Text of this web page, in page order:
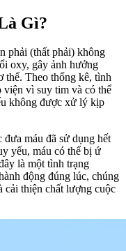
Gì?
phải (thất phải) không
oxy, gây ảnh hưởng
thể. Theo thống kê, tình
viện vì suy tim và có thể
không được xử lý kịp
máu đã sử dụng hết
yếu, máu có thể bị ứ
là một tình trạng
động đúng lúc, chúng
cải thiện chất lượng cuộc